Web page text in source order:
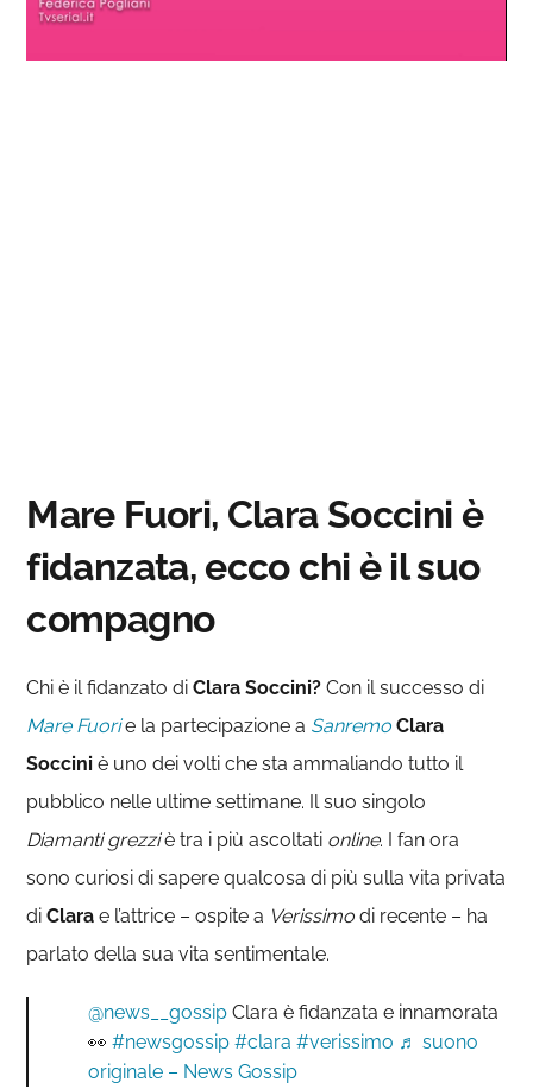
0%
0%
Mare Fuori, Clara Soccini è
fidanzata, ecco chi è il suo
compagno
Chi è il fidanzato diClara Soccini?Con il successo di
Mare Fuorie la partecipazione a Sanremo Clara
Socciniè uno dei volti che sta ammaliando tutto il
pubblico nelle ultime settimane. Il suo singolo
Diamanti grezziè tra i più ascoltati online. I fan ora
sono curiosi di sapere qualcosa di più sulla vita privata
diClara e l’attrice – ospite a Verissimo di recente – ha
parlato della sua vita sentimentale.
@news__gossip Clara è fidanzata e innamorata
👀#newsgossip #clara #verissimo ♬ suono
originale – News Gossip